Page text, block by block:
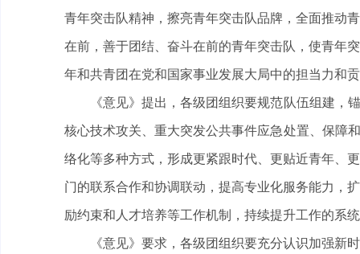
青年突击队精神，擦亮青年突击队品牌，全面推动
在前，善于团结、奋斗在前的青年突击队，使青年
年和共青团在党和国家事业发展大局中的担当力和
《意见》提出，各级团组织要规范队伍组建，锚
核心技术攻关、重大突发公共事件应急处置、保障
络化等多种方式，形成更紧跟时代、更贴近青年、
门的联系合作和协调联动，提高专业化服务能力，
励约束和人才培养等工作机制，持续提升工作的系
《意见》要求，各级团组织要充分认识加强新时